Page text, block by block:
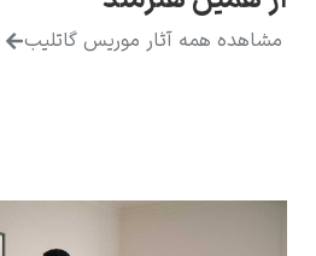
مشاهده همه آثار موریس گاتلیب